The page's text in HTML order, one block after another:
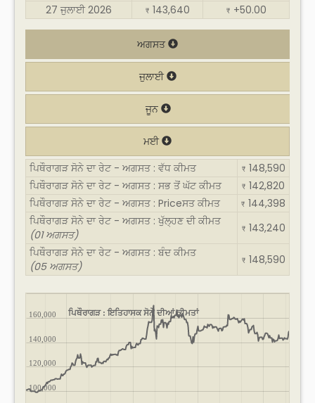
27 ਜੁਲਾਈ 2026
₹ 143,640 ₹ +50.00
ਅਗਸਤ
ਜੁਲਾਈ
ਜੂਨ
ਮਈ
ਪਿਥੌਰਾਗੜ ਸੋਨੇ ਦਾ ਰੇਟ - ਅਗਸਤ : ਵੱਧ ਕੀਮਤ
₹ 148,590
ਪਿਥੌਰਾਗੜ ਸੋਨੇ ਦਾ ਰੇਟ - ਅਗਸਤ : ਸਭ ਤੋਂ ਘੱਟ ਕੀਮਤ
₹ 142,820
ਪਿਥੌਰਾਗੜ ਸੋਨੇ ਦਾ ਰੇਟ - ਅਗਸਤ : Priceਸਤ ਕੀਮਤ
₹ 144,398
ਪਿਥੌਰਾਗੜ ਸੋਨੇ ਦਾ ਰੇਟ - ਅਗਸਤ : ਖੁੱਲ੍ਹਣ ਦੀ ਕੀਮਤ
(01 ਅਗਸਤ)
₹ 143,240
ਪਿਥੌਰਾਗੜ ਸੋਨੇ ਦਾ ਰੇਟ - ਅਗਸਤ : ਬੰਦ ਕੀਮਤ
(05 ਅਗਸਤ)
₹ 148,590
ਪਿਥੌਰਾਗੜ : ਇਤਿਹਾਸਕ ਸੋਨੇ ਦੀਆਂ ਕੀਮਤਾਂ
100,000
120,000
140,000
160,000